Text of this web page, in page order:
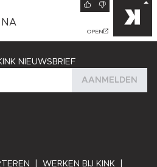
OPEN
NIEUWSBRIEF
AANMELDEN
WERKEN BIJ KINK